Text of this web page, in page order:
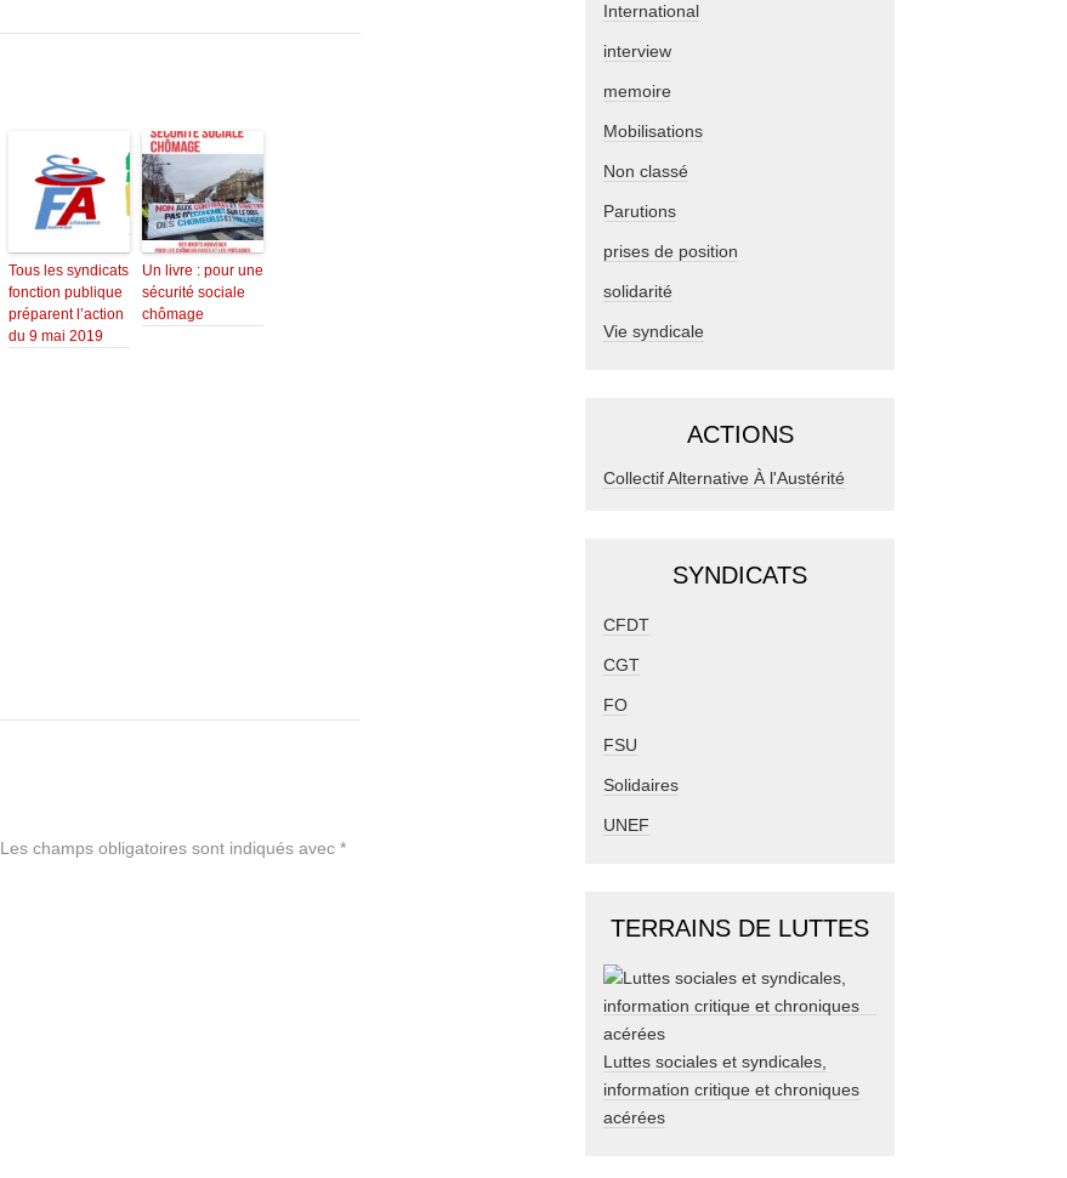
Tous les syndicats
fonction publique
préparent l’action
du 9 mai 2019
Un livre : pour une
sécurité sociale
chômage
Les champs obligatoires sont indiqués avec *
International
interview
memoire
Mobilisations
Non classé
Parutions
prises de position
solidarité
Vie syndicale
ACTIONS
Collectif Alternative À l'Austérité
SYNDICATS
CFDT
CGT
FO
FSU
Solidaires
UNEF
TERRAINS DE LUTTES
Luttes sociales et syndicales,
information critique et chroniques
acérées